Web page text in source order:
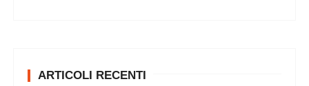
ARTICOLI RECENTI